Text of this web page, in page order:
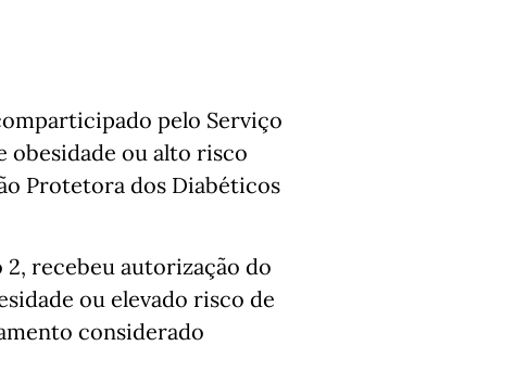
pelo Serviço
obesidade ou alto risco
Protetora dos Diabéticos
recebeu autorização do
ou elevado risco de
considerado